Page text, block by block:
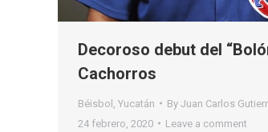
Decoroso debut del
Cachorros
Béisbol Yucatán By Juan Carlos
24 febrero, 2020
Leave a comment